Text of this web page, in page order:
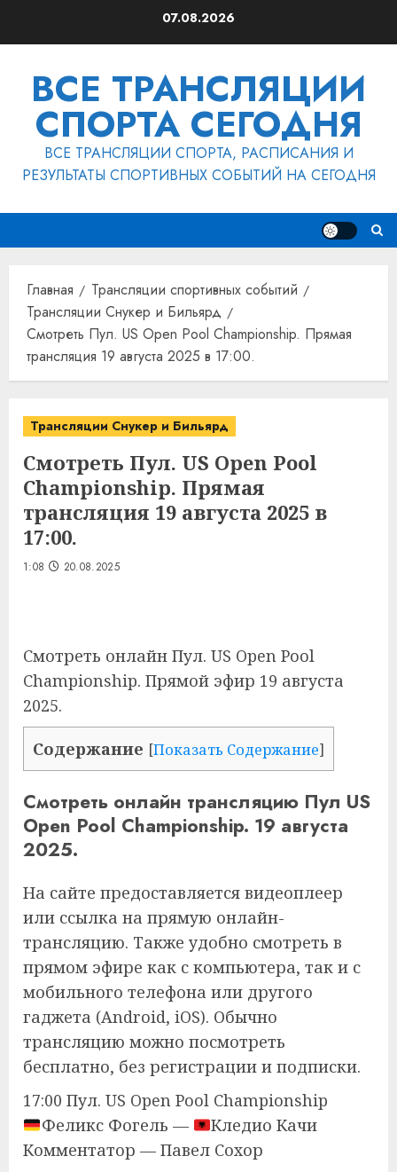
07.08.2026
ВСЕ ТРАНСЛЯЦИИ
СПОРТА СЕГОДНЯ
ВСЕ ТРАНСЛЯЦИИ СПОРТА, РАСПИСАНИЯ И
РЕЗУЛЬТАТЫ СПОРТИВНЫХ СОБЫТИЙ НА СЕГОДНЯ
Главная
Трансляции спортивных событий
Трансляции Снукер и Бильярд
Смотреть Пул. US Open Pool Championship. Прямая
трансляция 19 августа 2025 в 17:00.
Трансляции Снукер и Бильярд
Смотреть Пул. US Open Pool
Championship. Прямая
трансляция 19 августа 2025 в
17:00.
1:08 20.08.2025
Смотреть онлайн Пул. US Open Pool
Championship. Прямой эфир 19 августа
2025.
Содержание [Показать Содержание]
Смотреть онлайн трансляцию Пул US
Open Pool Championship. 19 августа
2025.
На сайте предоставляется видеоплеер
или ссылка на прямую онлайн-
трансляцию. Также удобно смотреть в
прямом эфире как с компьютера, так и с
мобильного телефона или другого
гаджета (Android, iOS). Обычно
трансляцию можно посмотреть
бесплатно, без регистрации и подписки.
17:00 Пул. US Open Pool Championship
Феликс Фогель —
Кледио Качи
Комментатор — Павел Сохор